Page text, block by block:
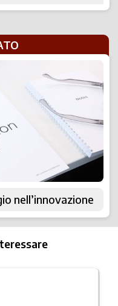
nell’innovazione